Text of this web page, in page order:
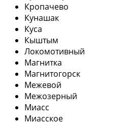
Кропачево
Кунашак
Куса
Кыштым
Локомотивный
Магнитка
Магнитогорск
Межевой
Межозерный
Миасс
Миасское